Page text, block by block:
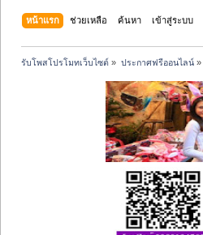
หน้าแรก ช่วยเหลือ ค้นหา เข้าสู่ระบบ
รับโพสโปรโมทเว็บไซต์ » ประกาศฟรีออนไลน์»